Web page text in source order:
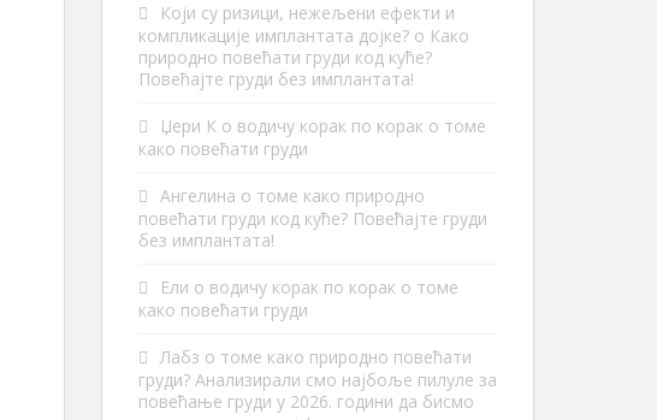
Који су ризици, нежељени ефекти и
компликације имплантата дојке? о Како
природно повећати груди код куће?
Повећајте груди без имплантата!
Џери К о водичу корак по корак о томе
како повећати груди
Ангелина о томе како природно
повећати груди код куће? Повећајте груди
без имплантата!
Ели о водичу корак по корак о томе
како повећати груди
Лабз о томе како природно повећати
груди? Анализирали смо најбоље пилуле за
повећање груди у 2026. години да бисмо